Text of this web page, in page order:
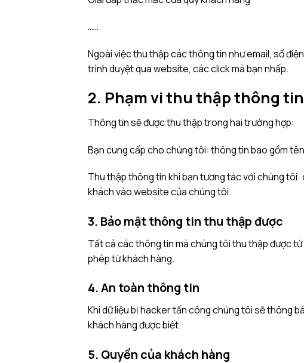
……
Ngoài việc thu thập các thông tin như email, số
trình duyệt qua website, các click mà bạn nhấp.
2. Phạm vi thu thập thông tin
Thông tin sẽ được thu thập trong hai trường hợp:
Bạn cung cấp cho chúng tôi: thông tin bao gồm
Thu thập thông tin khi bạn tương tác với chúng
khách vào website của chúng tôi.
3. Bảo mật thông tin thu thập được
Tất cả các thông tin mà chúng tôi thu thập được
phép từ khách hàng.
4. An toàn thông tin
Khi dữ liệu bị hacker tấn công chúng tôi sẽ thông
khách hàng được biết.
5. Quyền của khách hàng